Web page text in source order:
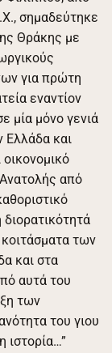
σημαδεύτηκε
Θράκης με
για πρώτη
εναντίον
μία μόνο γενιά
Ελλάδα και
από
των
και στα
αυτά του
των
του γιου
ιστορία…”